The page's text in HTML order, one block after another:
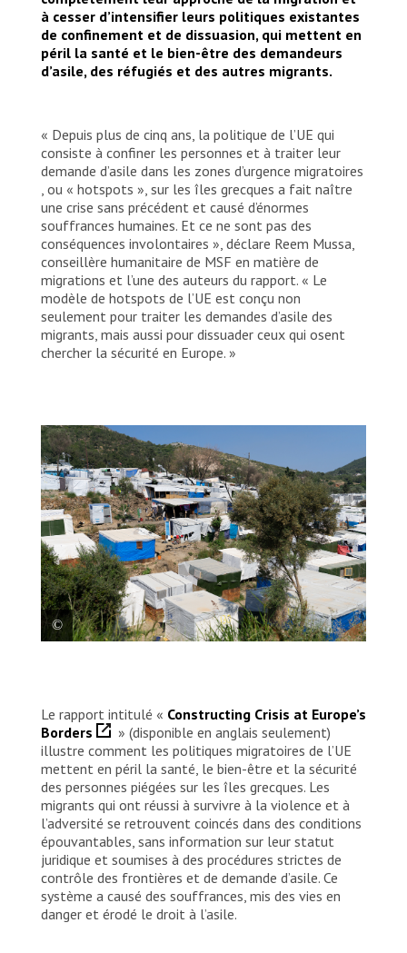
à cesser d’intensifier leurs politiques existantes
de confinement et de dissuasion, qui mettent en
péril la santé et le bien-être des demandeurs
d’asile, des réfugiés et des autres migrants.
« Depuis plus de cinq ans, la politique de l’UE qui
consiste à confiner les personnes et à traiter leur
demande d’asile dans les zones d’urgence migratoires
, ou « hotspots », sur les îles grecques a fait naître
une crise sans précédent et causé d’énormes
souffrances humaines. Et ce ne sont pas des
conséquences involontaires », déclare Reem Mussa,
conseillère humanitaire de MSF en matière de
migrations et l’une des auteurs du rapport. « Le
modèle de hotspots de l’UE est conçu non
seulement pour traiter les demandes d’asile des
migrants, mais aussi pour dissuader ceux qui osent
chercher la sécurité en Europe. »
environ 2 000 demandeurs d’asile et
réfugiés vivent à l’intérieur et autour du
centre de Samos, conçu pour en accueillir
648. Hommes, femmes et enfants vivent
dans des conditions horribles parmi les
déchets et les rats, sans accès à des
toilettes, à des douches et à des abris
adéquats.
Le rapport intitulé « Constructing Crisis at Europe’s
Borders
» (disponible en anglais seulement)
illustre comment les politiques migratoires de l’UE
mettent en péril la santé, le bien-être et la sécurité
des personnes piégées sur les îles grecques. Les
migrants qui ont réussi à survivre à la violence et à
l’adversité se retrouvent coincés dans des conditions
épouvantables, sans information sur leur statut
juridique et soumises à des procédures strictes de
contrôle des frontières et de demande d’asile. Ce
système a causé des souffrances, mis des vies en
danger et érodé le droit à l’asile.